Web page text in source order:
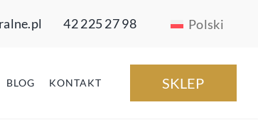
42 225 27 98 Polski
BLOG KONTAKT SKLEP